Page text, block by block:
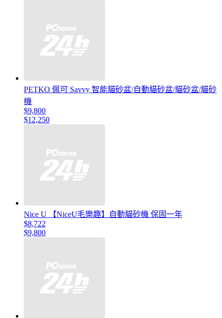
PETKO 佩可 Savvy 智能貓砂盆/自動貓砂盆/貓砂盆/貓砂
機
$9,800
$12,250
Nice U 【NiceU毛樂趣】自動貓砂機 保固一年
$8,722
$9,800